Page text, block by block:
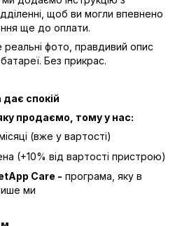
щоб ви могли впевнено
ще до оплати.
реальні фото, правдивий опис
Без прикрас.
спокій
продаємо, тому у нас:
(вже у вартості)
(+10% від вартості пристрою)
Care - програма, яку в
ми